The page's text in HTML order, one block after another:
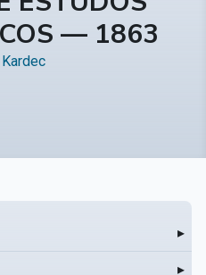
— 1863
▸
▸